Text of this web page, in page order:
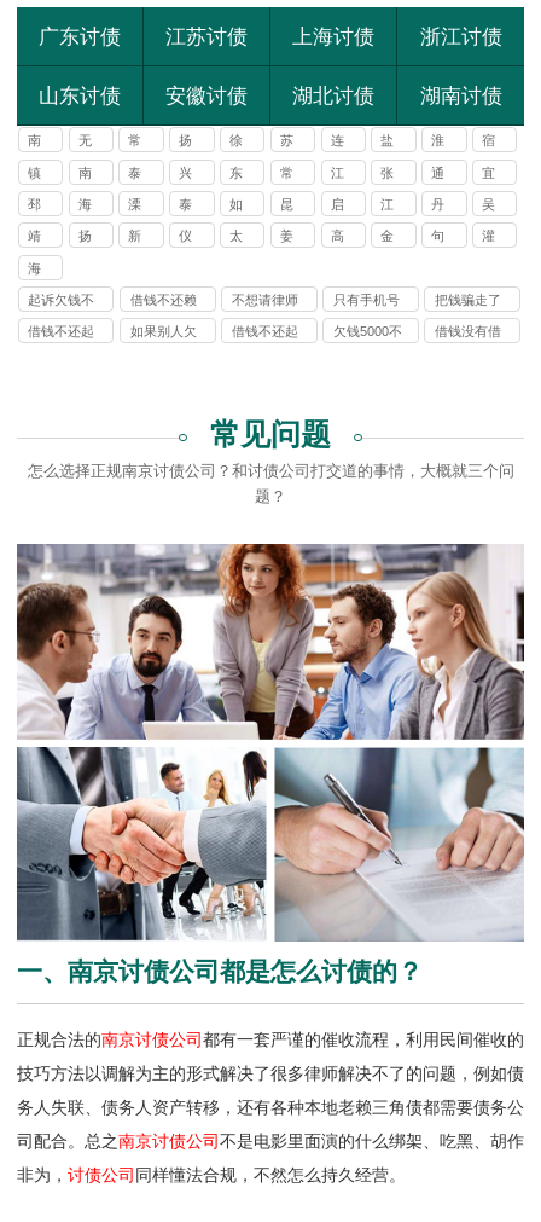
广东讨债 江苏讨债 上海讨债 浙江讨债
山东讨债 安徽讨债 湖北讨债 湖南讨债
南
京
讨
债
公
司
无
锡
要
账
公
常
州
讨
债
公
扬
州
徐
州
苏
州
讨
债
公
连
云
港
盐
城
淮
安
宿
迁
镇
江
南
通
讨
债
司
泰
州
兴
化
东
台
常
熟
讨
债
司
江
阴
讨
债
司
张
家
港
讨
公
司
通
州
宜
兴
邳
州
海
门
溧
阳
泰
兴
如
皋
昆
山
公
司
启
东
江
都
丹
阳
吴
江
靖
江
扬
新
仪
太
姜
高
金
句
灌
海
安
起诉欠钱不
还多少钱立
借钱不还赖
账怎么办
不想请律师
可以自己去
只有手机号
能起诉别人
把钱骗走了
拉黑了怎么
借钱不还起
如果别人欠
借钱不还起
欠钱5000不
借钱没有借
常见问题
怎么选择正规南京讨债公司？和讨债公司打交道的事情，大概就三个问
题？
一、南京讨债公司都是怎么讨债的？
正规合法的南京讨债公司都有一套严谨的催收流程，利用民间催收的
技巧方法以调解为主的形式解决了很多律师解决不了的问题，例如债
务人失联、债务人资产转移，还有各种本地老赖三角债都需要债务公
司配合。总之南京讨债公司不是电影里面演的什么绑架、吃黑、胡作
非为， 讨债公司 同样懂法合规，不然怎么持久经营。